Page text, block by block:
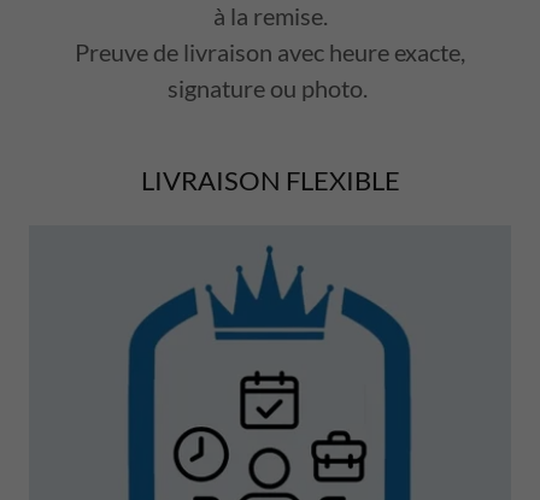
à la remise.
Preuve de livraison avec heure exacte,
signature ou photo.
LIVRAISON FLEXIBLE